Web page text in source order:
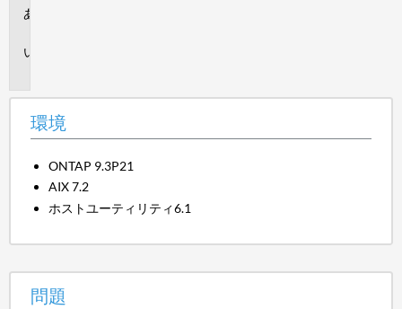
環境
ONTAP 9.3P21
AIX 7.2
ホストユーティリティ6.1
問題